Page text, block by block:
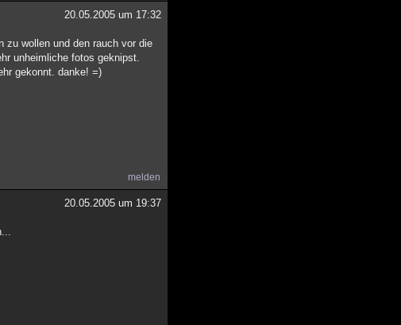
20.05.2005 um 17:32
zu wollen und den rauch vor die
unheimliche fotos geknipst.
gekonnt. danke! =)
melden
20.05.2005 um 19:37